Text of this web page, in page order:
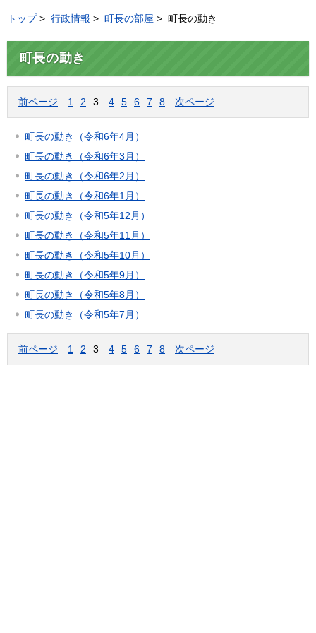
トップ> 行政情報 > 町長の部屋 > 町長の動き
町長の動き
前ページ 1 2 3 4 5 6 7 8 次ページ
町長の動き（令和6年4月）
町長の動き（令和6年3月）
町長の動き（令和6年2月）
町長の動き（令和6年1月）
町長の動き（令和5年12月）
町長の動き（令和5年11月）
町長の動き（令和5年10月）
町長の動き（令和5年9月）
町長の動き（令和5年8月）
町長の動き（令和5年7月）
前ページ 1 2 3 4 5 6 7 8 次ページ